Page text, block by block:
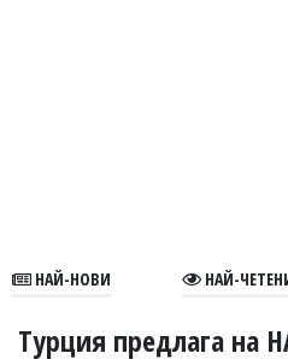
В
НАЙ-НОВИ НАЙ-
Турция предлага на